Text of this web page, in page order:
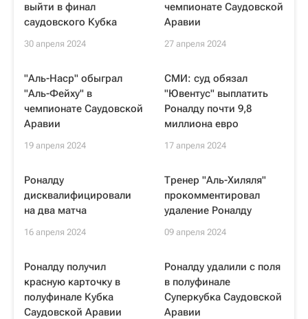
выйти в финал
саудовского Кубка
30 апреля 2024
чемпионате Саудовской
Аравии
27 апреля 2024
"Аль-Наср" обыграл
"Аль-Фейху" в
чемпионате Саудовской
Аравии
19 апреля 2024
СМИ: суд обязал
"Ювентус" выплатить
Роналду почти 9,8
миллиона евро
17 апреля 2024
Роналду
дисквалифицировали
на два матча
16 апреля 2024
Тренер "Аль-Хиляля"
прокомментировал
удаление Роналду
09 апреля 2024
Роналду получил
красную карточку в
полуфинале Кубка
Саудовской Аравии
Роналду удалили с поля
в полуфинале
Суперкубка Саудовской
Аравии